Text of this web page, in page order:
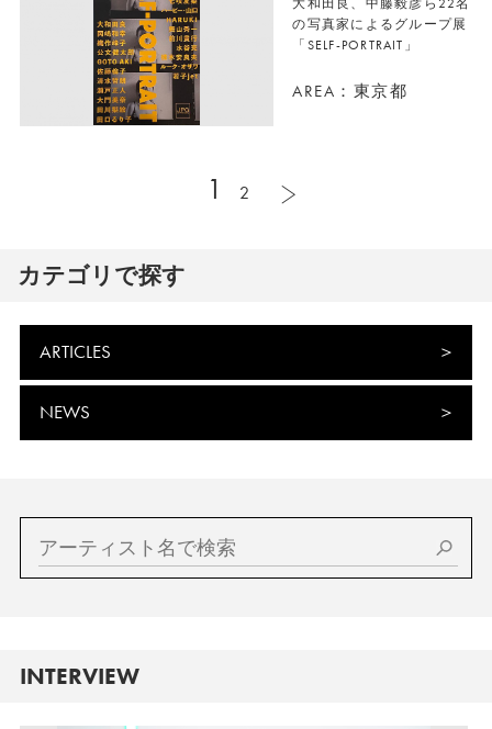
大和田良、中藤毅彦ら22名
の写真家によるグループ展
「SELF-PORTRAIT」
AREA：東京都
1 2
カテゴリで探す
ARTICLES
NEWS
INTERVIEW